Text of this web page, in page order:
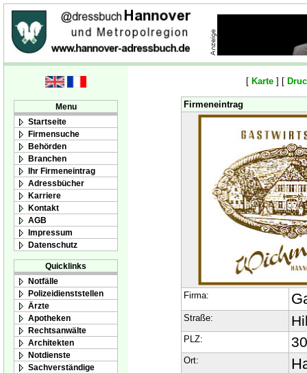
Menu
Startseite
Firmensuche
Behörden
Branchen
Ihr Firmeneintrag
Adressbücher
Karriere
Kontakt
AGB
Impressum
Datenschutz
Quicklinks
Notfälle
Polizeidienststellen
Ärzte
Apotheken
Rechtsanwälte
Architekten
Notdienste
Sachverständige
[ Karte ] [
Firmeneintrag
Firma:
Straße:
PLZ:
Ort: